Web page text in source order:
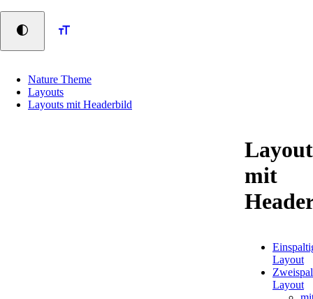
Nature Theme
Layouts
Layouts mit Headerbild
mit
überspringen
Layout
Layout